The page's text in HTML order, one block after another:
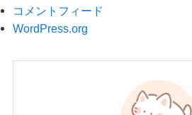
コメントフィード
WordPress.org